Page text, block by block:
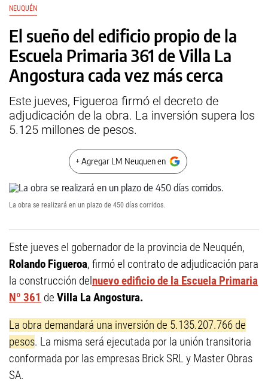
NEUQUÉN
El sueño del edificio propio de la
Escuela Primaria 361 de Villa La
Angostura cada vez más cerca
Este jueves, Figueroa firmó el decreto de
adjudicación de la obra. La inversión supera los
5.125 millones de pesos.
+ Agregar LM Neuquen en
La obra se realizará en un plazo de 450 días corridos.
Este jueves el gobernador de la provincia de Neuquén,
Rolando Figueroa, firmó el contrato de adjudicación para
la construcción delnuevo edificio de la Escuela Primaria
Nº 361 de Villa La Angostura.
La obra demandará una inversión de 5.135.207.766 de
pesos. La misma será ejecutada por la unión transitoria
conformada por las empresas Brick SRL y Master Obras
SA.